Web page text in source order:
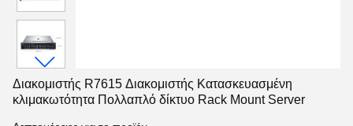
Διακομιστής R7615 Διακομιστής Κατασκευασμένη
κλιμακωτότητα Πολλαπλό δίκτυο Rack Mount Server